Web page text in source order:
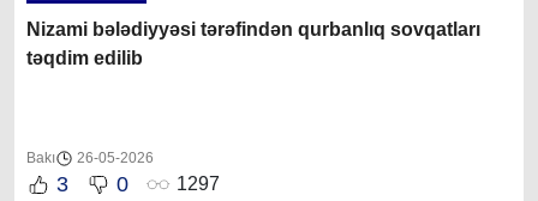
Nizami bələdiyyəsi tərəfindən qurbanlıq sovqatları
təqdim edilib
Bakı 26-05-2026
3 0 1297